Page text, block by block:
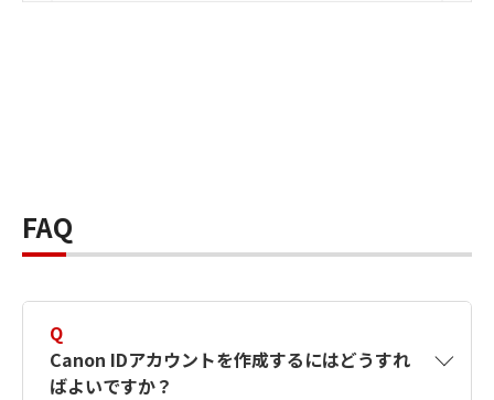
FAQ
Q
Canon IDアカウントを作成するにはどうすれ
ばよいですか？